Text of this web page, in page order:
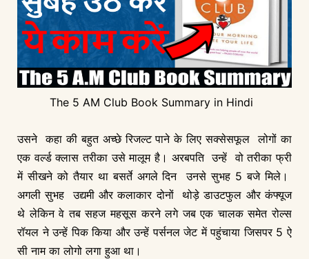
The 5 AM Club Book Summary in Hindi
उसने कहा की बहुत अच्छे रिजल्ट पाने के लिए सक्सेसफूल लोगों का
एक वर्ल्ड क्लास तरीका उसे मालूम है। अरबपति उन्हें वो तरीका फ्री
में सीखने को तैयार था बसर्ते अगले दिन उनसे सुभह 5 बजे मिले।
अगली सुभह उद्यमी और कलाकार दोनों थोड़े डाउटफुल और कंफ्यूज
थे लेकिन वे तब सहज महसूस करने लगे जब एक चालक समेत रोल्स
रॉयल ने उन्हें पिक किया और उन्हें पर्सनल जेट में पहुंचाया जिसपर 5 ऐ
सी नाम का लोगो लगा हुआ था।